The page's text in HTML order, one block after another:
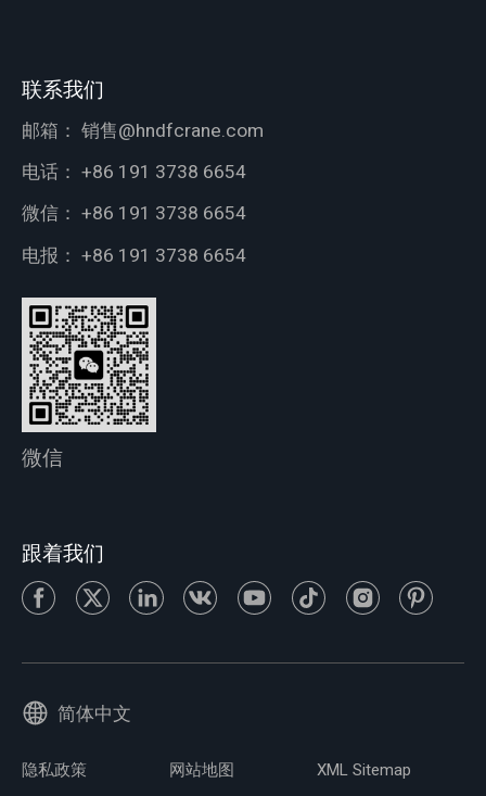
联系我们
邮箱： 销售@hndfcrane.com
电话： +86 191 3738 6654
微信： +86 191 3738 6654
电报： +86 191 3738 6654
微信
跟着我们
简体中文
隐私政策 网站地图 XML Sitemap